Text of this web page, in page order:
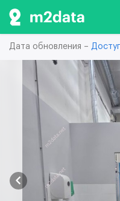
Дата обновления –